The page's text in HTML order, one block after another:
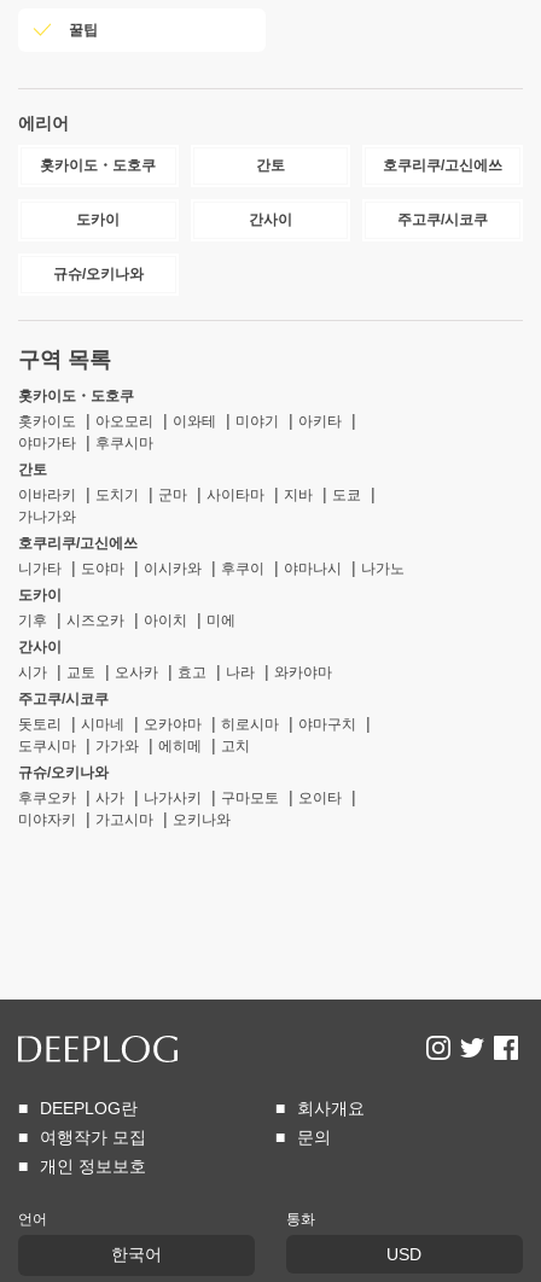
꿀팁
에리어
홋카이도・도호쿠 간토 호쿠리쿠/고신에쓰
도카이 간사이 주고쿠/시코쿠
규슈/오키나와
구역 목록
홋카이도・도호쿠
홋카이도
아오모리 이와테 미야기
아키타
야마가타
후쿠시마
간토
이바라키
도치기 군마 사이타마 지바
도쿄
가나가와
호쿠리쿠/고신에쓰
니가타
도야마 이시카와 후쿠이 야마나시
나가노
도카이
기후
시즈오카 아이치
미에
간사이
시가
교토 오사카 효고 나라
와카야마
주고쿠/시코쿠
돗토리
시마네 오카야마 히로시마
야마구치
도쿠시마
가가와 에히메
고치
규슈/오키나와
후쿠오카
사가 나가사키 구마모토
오이타
미야자키
가고시마 오키나와
DEEPLOG란
회사개요
여행작가 모집
문의
개인 정보보호
언어
한국어
통화
USD